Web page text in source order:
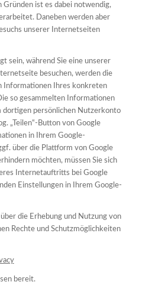
Gründen ist es dabei notwendig,
Daneben werden aber
unserer Internetseiten
sein, während Sie eine unserer
besuchen, werden die
Informationen Ihres konkreten
so gesammelten Informationen
dortigen persönlichen Nutzerkonto
„Teilen“-Button von Google
in Ihrem Google-
über die Plattform von Google
möchten, müssen Sie sich
Internetauftritts bei Google
Einstellungen in Ihrem Google-
die Erhebung und Nutzung von
Rechte und Schutzmöglichkeiten
bereit.